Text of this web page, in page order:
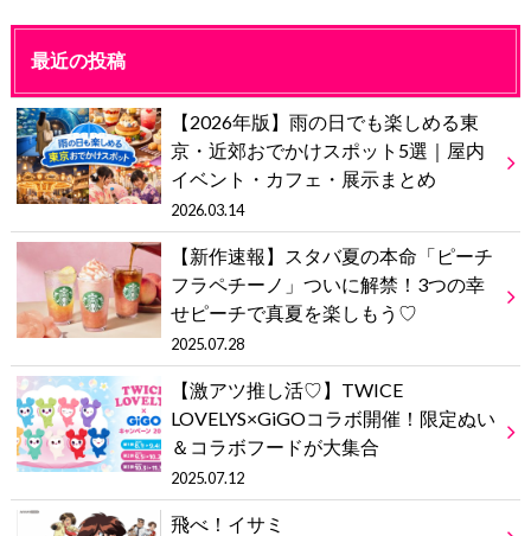
最近の投稿
【2026年版】雨の日でも楽しめる東
京・近郊おでかけスポット5選｜屋内
イベント・カフェ・展示まとめ
2026.03.14
【新作速報】スタバ夏の本命「ピーチ
フラペチーノ」ついに解禁！3つの幸
せピーチで真夏を楽しもう♡
2025.07.28
【激アツ推し活♡】TWICE
LOVELYS×GiGOコラボ開催！限定ぬい
＆コラボフードが大集合
2025.07.12
飛べ！イサミ